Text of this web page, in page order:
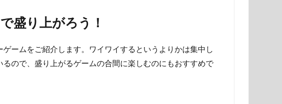
盛り上がろう！
ームをご紹介します。ワイワイするというよりかは集中し
ので、盛り上がるゲームの合間に楽しむのにもおすすめで